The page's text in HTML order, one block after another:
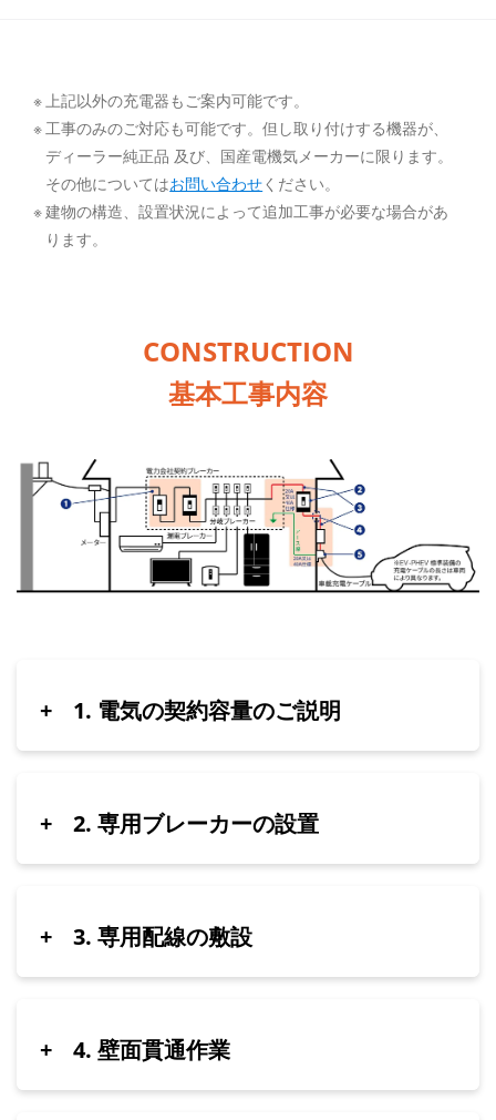
上記以外の充電器もご案内可能です。
工事のみのご対応も可能です。但し取り付けする機器が、
ディーラー純正品 及び、国産電機気メーカーに限ります。
その他についてはお問い合わせください。
建物の構造、設置状況によって追加工事が必要な場合があ
ります。
CONSTRUCTION
基本工事内容
+ 1. 電気の契約容量のご説明
+ 2. 専用ブレーカーの設置
+ 3. 専用配線の敷設
+ 4. 壁面貫通作業